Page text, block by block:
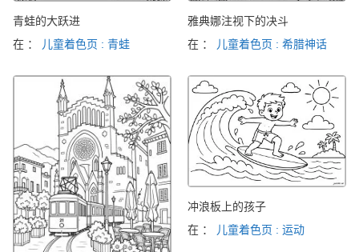
青蛙的大跃进
在 ：
儿童着色页 : 青蛙
雅典娜注视下的决斗
在 ：
儿童着色页 : 希腊神话
冲浪板上的孩子
在 ：
儿童着色页 : 运动